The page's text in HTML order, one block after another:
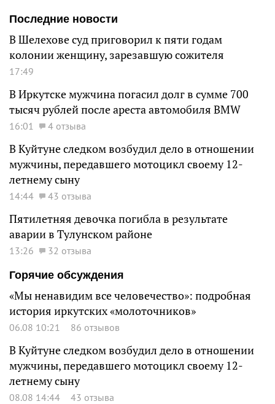
Последние новости
В Шелехове суд приговорил к пяти годам
колонии женщину, зарезавшую сожителя
17:49
В Иркутске мужчина погасил долг в сумме 700
тысяч рублей после ареста автомобиля BMW
16:01 4 отзыва
В Куйтуне следком возбудил дело в отношении
мужчины, передавшего мотоцикл своему 12-
летнему сыну
14:44 43 отзыва
Пятилетняя девочка погибла в результате
аварии в Тулунском районе
13:26
32 отзыва
Горячие обсуждения
«Мы ненавидим все человечество»: подробная
история иркутских «молоточников»
06.08 10:21 86 отзывов
В Куйтуне следком возбудил дело в отношении
мужчины, передавшего мотоцикл своему 12-
летнему сыну
08.08 14:44 43 отзыва